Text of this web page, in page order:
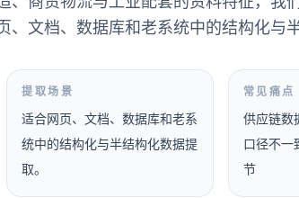
文档、数据库和老系统中的结构化与
提取场景
适合网页、文档、数据库和老系
统中的结构化与半结构化数据提
取。
常见痛点
供应链数
口径不一
节